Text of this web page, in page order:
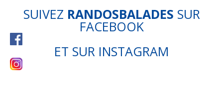
SUIVEZ RANDOSBALADES SUR
FACEBOOK
ET SUR INSTAGRAM